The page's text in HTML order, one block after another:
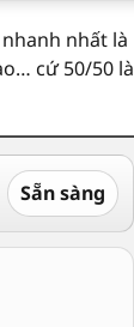
nhất là
cứ 50/50 là
Sẵn sàng